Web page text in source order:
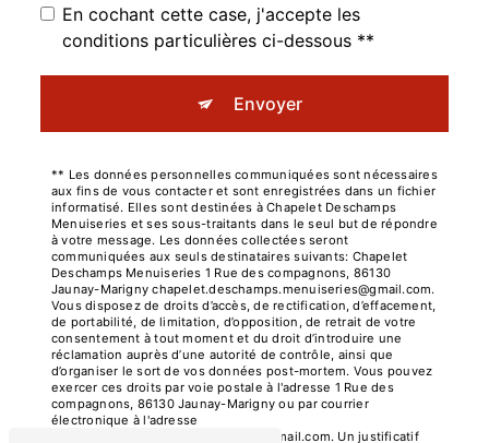
En cochant cette case, j'accepte les
conditions particulières ci-dessous **
Envoyer
** Les données personnelles communiquées sont nécessaires
aux fins de vous contacter et sont enregistrées dans un fichier
informatisé. Elles sont destinées à Chapelet Deschamps
Menuiseries et ses sous-traitants dans le seul but de répondre
à votre message. Les données collectées seront
communiquées aux seuls destinataires suivants: Chapelet
Deschamps Menuiseries 1 Rue des compagnons, 86130
Jaunay-Marigny chapelet.deschamps.menuiseries@gmail.com.
Vous disposez de droits d’accès, de rectification, d’effacement,
de portabilité, de limitation, d’opposition, de retrait de votre
consentement à tout moment et du droit d’introduire une
réclamation auprès d’une autorité de contrôle, ainsi que
d’organiser le sort de vos données post-mortem. Vous pouvez
exercer ces droits par voie postale à l'adresse 1 Rue des
compagnons, 86130 Jaunay-Marigny ou par courrier
électronique à l'adresse
chapelet.deschamps.menuiseries@gmail.com. Un justificatif